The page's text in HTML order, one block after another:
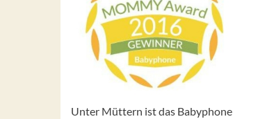
Unter Müttern ist das Babyphone